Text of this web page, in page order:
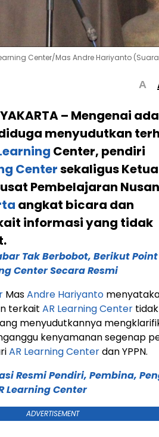
Center/Mas Andre Hariyanto
A
– Mengenai
menyudutkan
Center, pendiri
Centersekaligus Ketua
Pembelajaran
angkat bicara dan
informasi yang tidak
Tak Berbobot, Berikut Point
Center Secara Resmi
MasAndre Hariyanto
terkait AR Learning Center
menyudutkannya
kenyamanan segenap
AR Learning Centerdan YPPN.
Resmi Pendiri, Pembina,
Learning Center
ADVERTISEMENT